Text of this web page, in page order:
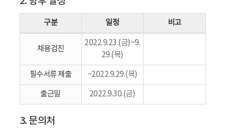
구분 일정 비고
채용검진
2022.9.23.(금)~9.
29.(목)
필수서류 제출 ~2022.9.29.(목)
출근일 2022.9.30.(금)
3. 문의처